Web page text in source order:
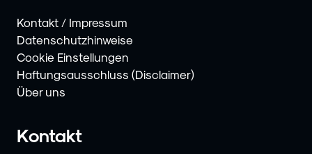
Kontakt / Impressum
Datenschutzhinweise
Cookie Einstellungen
Haftungsausschluss (Disclaimer)
Über uns
Kontakt